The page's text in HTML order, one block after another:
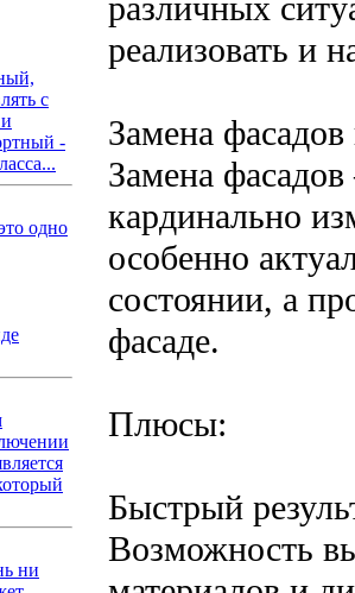
с
-
одно
ни
различных
реализовать и
Замена
Замена
кардинально
особенно
состоянии, а
фасаде.
Плюсы:
Быстрый
Возможность